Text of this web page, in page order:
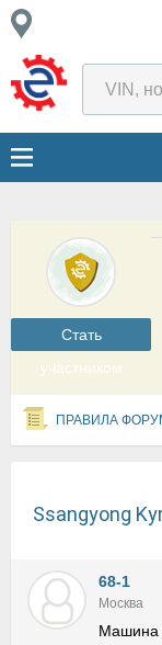
Cтать
участником
ПРАВИЛА
Ssangyong
68-1
Москва
Машина